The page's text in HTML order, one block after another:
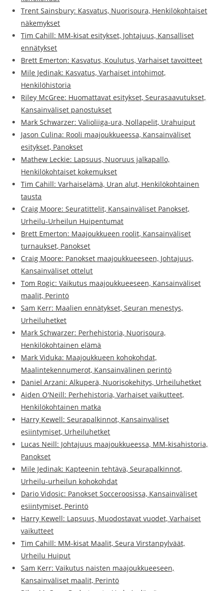
Trent Sainsbury: Kasvatus, Nuorisoura, Henkilökohtaiset
näkemykset
Tim Cahill: MM-kisat esitykset, Johtajuus, Kansalliset
ennätykset
Brett Emerton: Kasvatus, Koulutus, Varhaiset tavoitteet
Mile Jedinak: Kasvatus, Varhaiset intohimot,
Henkilöhistoria
Riley McGree: Huomattavat esitykset, Seurasaavutukset,
Kansainväliset panostukset
Mark Schwarzer: Valioliiga-ura, Nollapelit, Urahuiput
Jason Culina: Rooli maajoukkueessa, Kansainväliset
esitykset, Panokset
Mathew Leckie: Lapsuus, Nuoruus jalkapallo,
Henkilökohtaiset kokemukset
Tim Cahill: Varhaiselämä, Uran alut, Henkilökohtainen
tausta
Craig Moore: Seuratittelit, Kansainväliset Panokset,
Urheilu-Urheilun Huipentumat
Brett Emerton: Maajoukkueen roolit, Kansainväliset
turnaukset, Panokset
Craig Moore: Panokset maajoukkueeseen, Johtajuus,
Kansainväliset ottelut
Tom Rogic: Vaikutus maajoukkueeseen, Kansainväliset
maalit, Perintö
Sam Kerr: Maalien ennätykset, Seuran menestys,
Urheiluhetket
Mark Schwarzer: Perhehistoria, Nuorisoura,
Henkilökohtainen elämä
Mark Viduka: Maajoukkueen kohokohdat,
Maalintekennumerot, Kansainvälinen perintö
Daniel Arzani: Alkuperä, Nuorisokehitys, Urheiluhetket
Aiden O'Neill: Perhehistoria, Varhaiset vaikutteet,
Henkilökohtainen matka
Harry Kewell: Seurapalkinnot, Kansainväliset
esiintymiset, Urheiluhetket
Lucas Neill: Johtajuus maajoukkueessa, MM-kisahistoria,
Panokset
Mile Jedinak: Kapteenin tehtävä, Seurapalkinnot,
Urheilu-urheilun kohokohdat
Dario Vidosic: Panokset Socceroosissa, Kansainväliset
esiintymiset, Perintö
Harry Kewell: Lapsuus, Muodostavat vuodet, Varhaiset
vaikutteet
Tim Cahill: MM-kisat Maalit, Seura Virstanpylväät,
Urheilu Huiput
Sam Kerr: Vaikutus naisten maajoukkueeseen,
Kansainväliset maalit, Perintö